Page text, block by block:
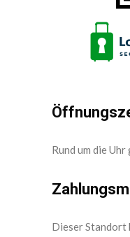
Rund um die
Dieser Standort